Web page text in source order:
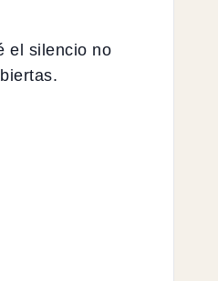
el silencio no